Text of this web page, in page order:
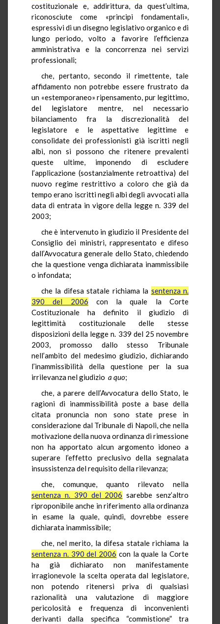
costituzionale e, addirittura, da quest’ultima,
riconosciute come «principi fondamentali»,
espressivi di un disegno legislativo organico e di
lungo periodo, volto a favorire l’efficienza
amministrativa e la concorrenza nei servizi
professionali;
che, pertanto, secondo il rimettente, tale
affidamento non potrebbe essere frustrato da
un «estemporaneo» ripensamento, pur legittimo,
del legislatore mentre, nel necessario
bilanciamento fra la discrezionalità del
legislatore e le aspettative legittime e
consolidate dei professionisti già iscritti negli
albi, non si possono che ritenere prevalenti
queste ultime, imponendo di escludere
l’applicazione (sostanzialmente retroattiva) del
nuovo regime restrittivo a coloro che già da
tempo erano iscritti negli albi degli avvocati alla
data di entrata in vigore della legge n. 339 del
2003;
che è intervenuto in giudizio il Presidente del
Consiglio dei ministri, rappresentato e difeso
dall’Avvocatura generale dello Stato, chiedendo
che la questione venga dichiarata inammissibile
o infondata;
che la difesa statale richiama la sentenza n.
390 del 2006 con la quale la Corte
Costituzionale ha definito il giudizio di
legittimità costituzionale delle stesse
disposizioni della legge n. 339 del 25 novembre
2003, promosso dallo stesso Tribunale
nell’ambito del medesimo giudizio, dichiarando
l’inammissibilità della questione per la sua
irrilevanza nel giudizio a quo;
che, a parere dell’Avvocatura dello Stato, le
ragioni di inammissibilità poste a base della
citata pronuncia non sono state prese in
considerazione dal Tribunale di Napoli, che nella
motivazione della nuova ordinanza di rimessione
non ha apportato alcun argomento idoneo a
superare l’effetto preclusivo della segnalata
insussistenza del requisito della rilevanza;
che, comunque, quanto rilevato nella
sentenza n. 390 del 2006 sarebbe senz’altro
riproponibile anche in riferimento alla ordinanza
in esame la quale, quindi, dovrebbe essere
dichiarata inammissibile;
che, nel merito, la difesa statale richiama la
sentenza n. 390 del 2006 con la quale la Corte
ha già dichiarato non manifestamente
irragionevole la scelta operata dal legislatore,
non potendo ritenersi priva di qualsiasi
razionalità una valutazione di maggiore
pericolosità e frequenza di inconvenienti
derivanti dalla specifica “commistione” tra